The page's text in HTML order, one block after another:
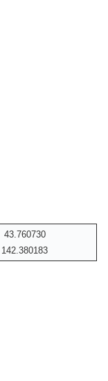
43.760730
142.380183